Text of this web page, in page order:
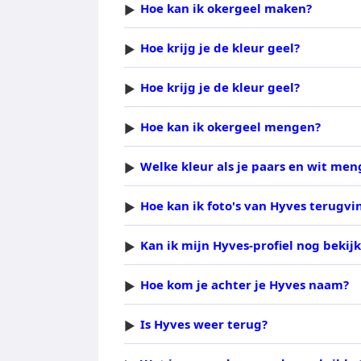
Hoe kan ik okergeel maken?
Hoe krijg je de kleur geel?
Hoe krijg je de kleur geel?
Hoe kan ik okergeel mengen?
Welke kleur als je paars en wit
Hoe kan ik foto's van Hyves
Kan ik mijn Hyves-profiel nog
Hoe kom je achter je Hyves naam?
Is Hyves weer terug?